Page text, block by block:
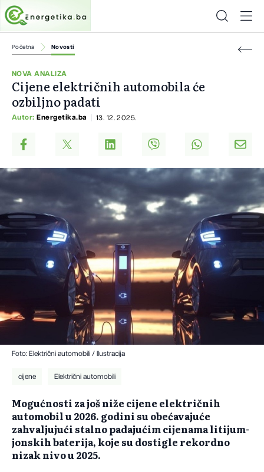
Početna Novosti
NOVA ANALIZA
Cijene električnih automobila će
ozbiljno padati
Autor: Energetika.ba 13. 12. 2025.
Foto: Električni automobili / Ilustracija
cijene Električni automobili
Mogućnosti za još niže cijene električnih
automobil u 2026. godini su obećavajuće
zahvaljujući stalno padajućim cijenama litijum-
jonskih baterija, koje su dostigle rekordno
nizak nivo u 2025.